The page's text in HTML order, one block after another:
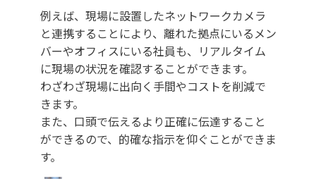
例えば、現場に設置したネットワークカメラ
と連携することにより、離れた拠点にいるメン
バーやオフィスにいる社員も、リアルタイム
に現場の状況を確認することができます。
わざわざ現場に出向く手間やコストを削減で
きます。
また、口頭で伝えるより正確に伝達すること
ができるので、的確な指示を仰ぐことができま
す。